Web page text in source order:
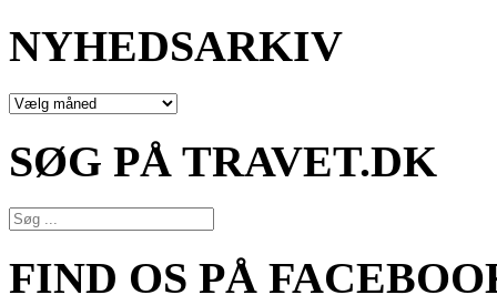
NYHEDSARKIV
NYHEDSARKIV
SØG PÅ TRAVET.DK
FIND OS PÅ